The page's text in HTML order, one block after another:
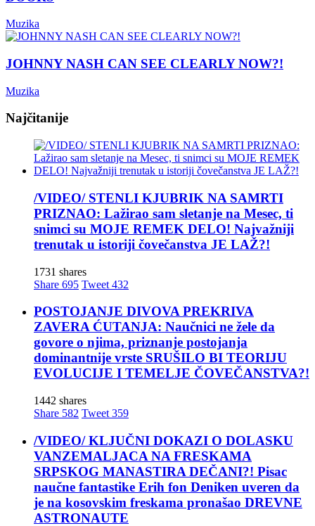
Muzika
JOHNNY NASH CAN SEE CLEARLY NOW?!
Muzika
Najčitanije
/VIDEO/ STENLI KJUBRIK NA SAMRTI
PRIZNAO: Lažirao sam sletanje na Mesec, ti
snimci su MOJE REMEK DELO! Najvažniji
trenutak u istoriji čovečanstva JE LAŽ?!
1731 shares
Share 695 Tweet 432
POSTOJANJE DIVOVA PREKRIVA
ZAVERA ĆUTANJA: Naučnici ne žele da
govore o njima, priznanje postojanja
dominantnije vrste SRUŠILO BI TEORIJU
EVOLUCIJE I TEMELJE ČOVEČANSTVA?!
1442 shares
Share 582 Tweet 359
/VIDEO/ KLJUČNI DOKAZI O DOLASKU
VANZEMALJACA NA FRESKAMA
SRPSKOG MANASTIRA DEČANI?! Pisac
naučne fantastike Erih fon Deniken uveren da
je na kosovskim freskama pronašao DREVNE
ASTRONAUTE